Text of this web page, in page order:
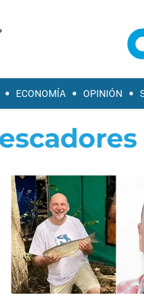
ECONOMÍA OPINIÓN